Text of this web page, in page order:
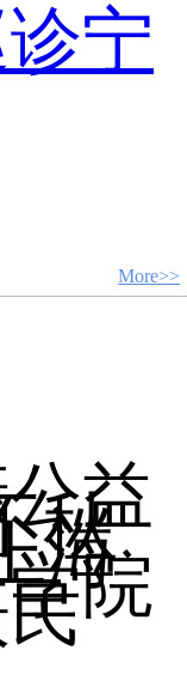
宁
More>>
益
秋
海院